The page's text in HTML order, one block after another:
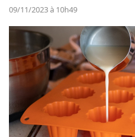
09/11/2023 à 10h49